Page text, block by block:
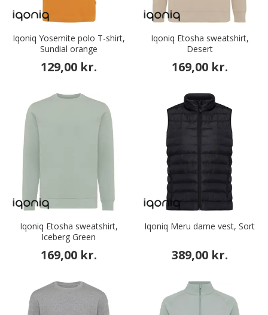
Iqoniq Yosemite polo T-shirt,
Sundial orange
129,00 kr.
Iqoniq Etosha sweatshirt,
Desert
169,00 kr.
Iqoniq Etosha sweatshirt,
Iceberg Green
169,00 kr.
Iqoniq Meru dame vest, Sort
389,00 kr.